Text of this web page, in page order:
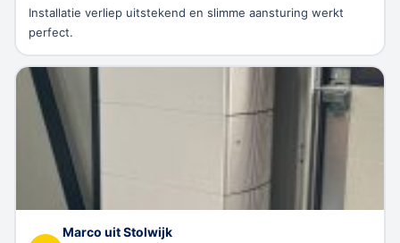
Installatie verliep uitstekend en slimme aansturing werkt
perfect.
Marco uit Stolwijk